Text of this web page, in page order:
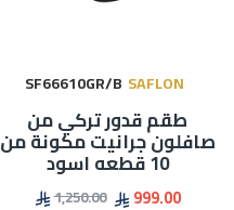
SAFLON
SF66610GR/B
طقم قدور تركي من
صافلون جرانيت مكونة من
10 قطعه اسود
999.00
1,250.00